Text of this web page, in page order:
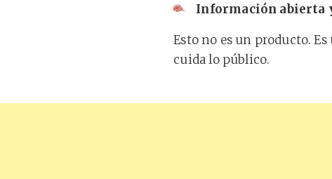
Información abierta
Esto no es un producto. Es
cuida lo público.